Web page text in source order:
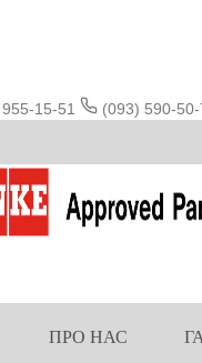
15-51
(093) 590-50-
ПРО НАС